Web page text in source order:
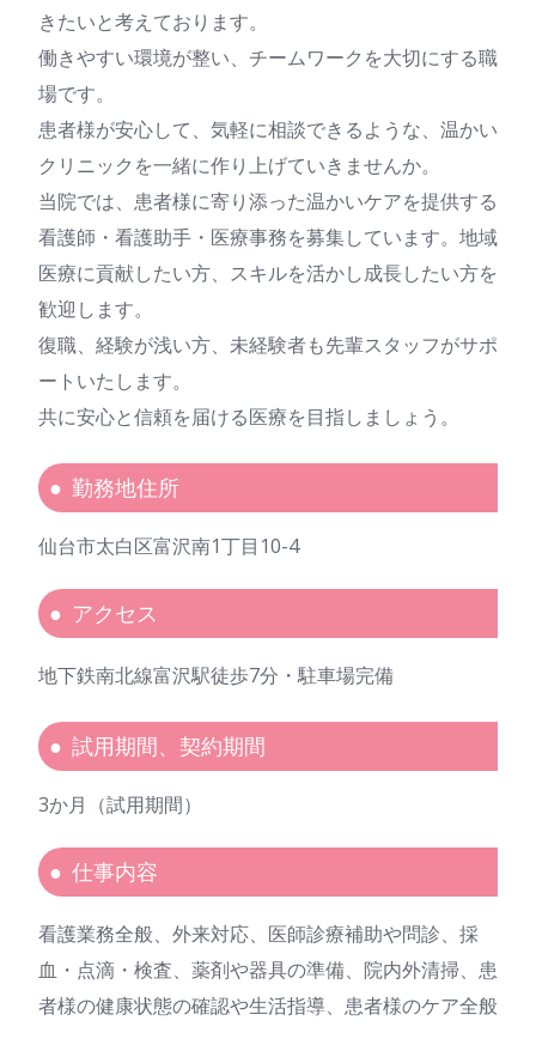
きたいと考えております。
働きやすい環境が整い、チームワークを大切にする職
場です。
患者様が安心して、気軽に相談できるような、温かい
クリニックを一緒に作り上げていきませんか。
当院では、患者様に寄り添った温かいケアを提供する
看護師・看護助手・医療事務を募集しています。地域
医療に貢献したい方、スキルを活かし成長したい方を
歓迎します。
復職、経験が浅い方、未経験者も先輩スタッフがサポ
ートいたします。
共に安心と信頼を届ける医療を目指しましょう。
勤務地住所
仙台市太白区富沢南1丁目10-4
アクセス
地下鉄南北線富沢駅徒歩7分・駐車場完備
試用期間、契約期間
3か月（試用期間）
仕事内容
看護業務全般、外来対応、医師診療補助や問診、採
血・点滴・検査、薬剤や器具の準備、院内外清掃、患
者様の健康状態の確認や生活指導、患者様のケア全般